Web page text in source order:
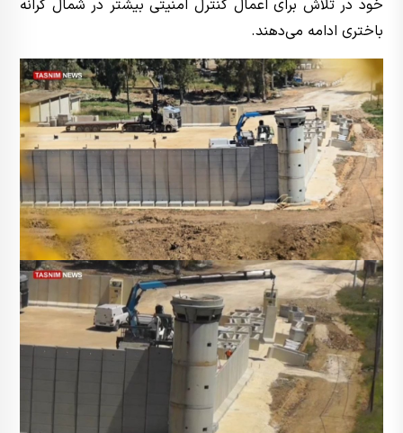
خود در تلاش برای اعمال کنترل امنیتی بیشتر در شمال کرانه
باختری ادامه می‌دهند.